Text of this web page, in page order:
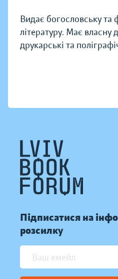
Видає богословську та
літературу. Має власну
друкарські та
Підписатися на
розсилку